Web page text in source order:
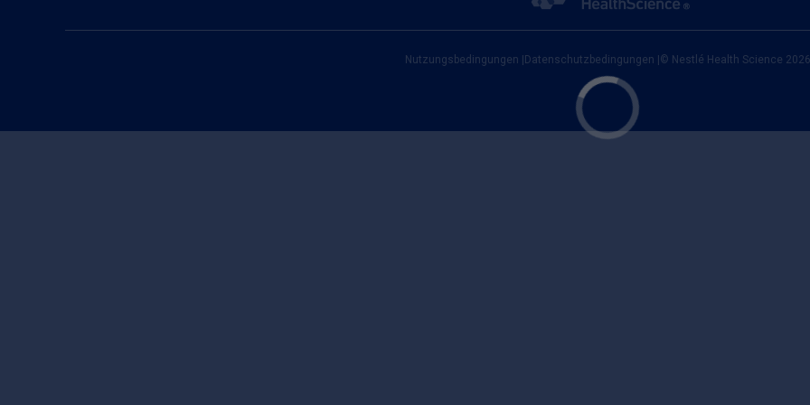
Nutzungsbedingungen Datenschutzbedingungen © Nestlé Health Science 2026